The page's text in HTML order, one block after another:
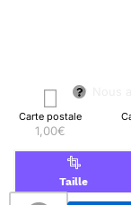
Carte postale
1,00€
Taille
🌳 Nous